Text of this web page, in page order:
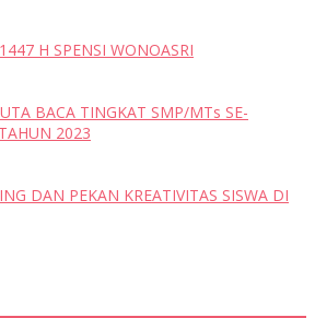
H SPENSI WONOASRI
BACA TINGKAT SMP/MTs SE-
2023
DAN PEKAN KREATIVITAS SISWA DI